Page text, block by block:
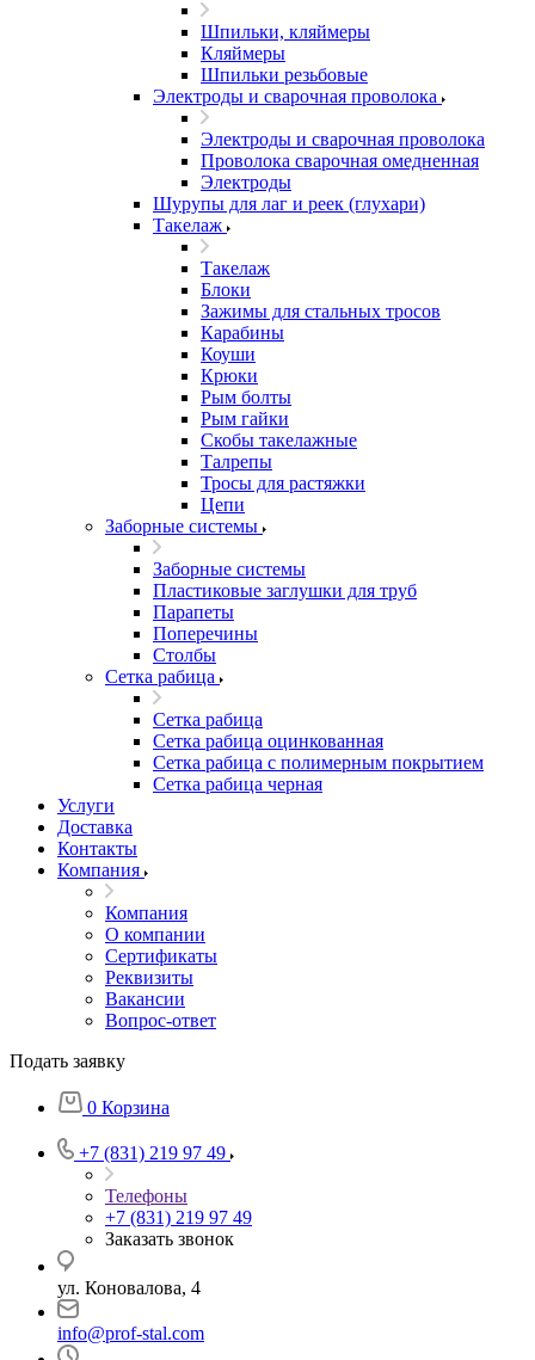
Шпильки, кляймеры
Кляймеры
Шпильки резьбовые
Электроды и сварочная проволока
Электроды и сварочная проволока
Проволока сварочная омедненная
Электроды
Шурупы для лаг и реек (глухари)
Такелаж
Такелаж
Блоки
Зажимы для стальных тросов
Карабины
Коуши
Крюки
Рым болты
Рым гайки
Скобы такелажные
Талрепы
Тросы для растяжки
Цепи
Заборные системы
Заборные системы
Пластиковые заглушки для труб
Парапеты
Поперечины
Столбы
Сетка рабица
Сетка рабица
Сетка рабица оцинкованная
Сетка рабица с полимерным покрытием
Сетка рабица черная
Услуги
Доставка
Контакты
Компания
Компания
О компании
Сертификаты
Реквизиты
Вакансии
Вопрос-ответ
Подать заявку
0 Корзина
+7 (831) 219 97 49
Телефоны
+7 (831) 219 97 49
Заказать звонок
ул. Коновалова, 4
info@prof-stal.com